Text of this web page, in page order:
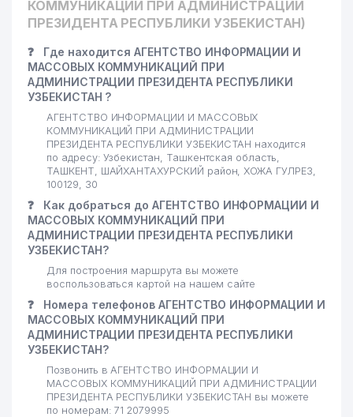
ДРАМАТИЧЕСКИЙ ТЕАТР
23 INOVA SOLUTION ООО
24 STAR INTER SERVIS ООО
25
ГОСУДАРСТВЕННЫЙ ТЕАТР
ЮНОГО ЗРИТЕЛЯ
МУМИНОВ Ж.Х. ИндП 405 м
27
GLOBAL INSURANCE GROUP
СО. ООО
28 XAMKOR-KIMYOSERVIS ООО
29 GIDROMAXSUSQURILISH АО 440 м
30 BURGAZSTROYSERVIS ООО
31
ГОСТИНИЦА РО
АГЕНТСТВО ПО
РЕГУЛИРОВАНИЮ
КОММУНИКАЦИЙ ПРИ АДМИНИСТРАЦИИ
ПРЕЗИДЕНТА РЕСПУБЛИКИ УЗБЕКИСТАН)
❓
Где находится АГЕНТСТВО ИНФОРМАЦИИ И
МАССОВЫХ КОММУНИКАЦИЙ ПРИ
АДМИНИСТРАЦИИ ПРЕЗИДЕНТА РЕСПУБЛИКИ
УЗБЕКИСТАН ?
АГЕНТСТВО ИНФОРМАЦИИ И МАССОВЫХ
КОММУНИКАЦИЙ ПРИ АДМИНИСТРАЦИИ
ПРЕЗИДЕНТА РЕСПУБЛИКИ УЗБЕКИСТАН находится
по адресу: Узбекистан, Ташкентская область,
ТАШКЕНТ, ШАЙХАНТАХУРСКИЙ район, ХОЖА ГУЛРЕЗ,
100129, 30
❓
Как добраться до АГЕНТСТВО ИНФОРМАЦИИ И
МАССОВЫХ КОММУНИКАЦИЙ ПРИ
АДМИНИСТРАЦИИ ПРЕЗИДЕНТА РЕСПУБЛИКИ
УЗБЕКИСТАН?
Для построения маршрута вы можете
воспользоваться картой на нашем сайте
❓
Номера телефонов АГЕНТСТВО ИНФОРМАЦИИ И
МАССОВЫХ КОММУНИКАЦИЙ ПРИ
АДМИНИСТРАЦИИ ПРЕЗИДЕНТА РЕСПУБЛИКИ
УЗБЕКИСТАН?
Позвонить в АГЕНТСТВО ИНФОРМАЦИИ И
МАССОВЫХ КОММУНИКАЦИЙ ПРИ АДМИНИСТРАЦИИ
ПРЕЗИДЕНТА РЕСПУБЛИКИ УЗБЕКИСТАН вы можете
по номерам: 71 2079995